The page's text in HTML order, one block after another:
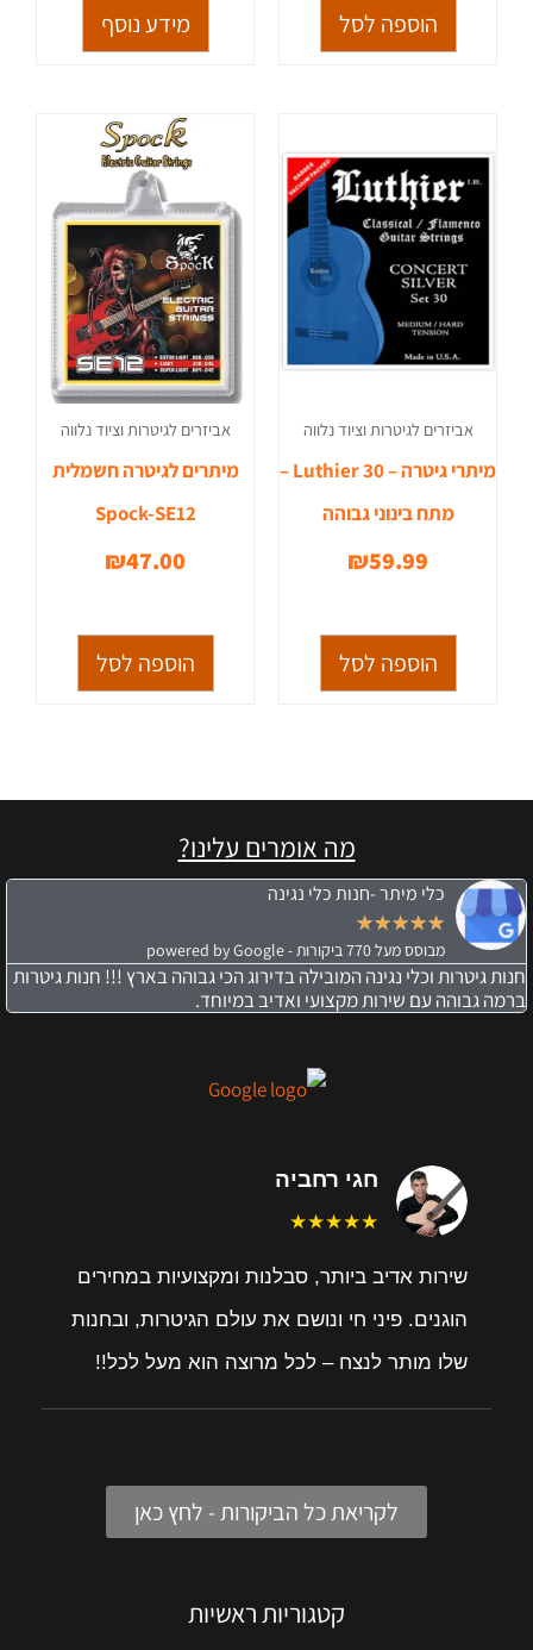
הוספה לסל מידע נוסף
אביזרים לגיטרות וציוד נלווה
מיתרי גיטרה – Luthier 30 –
מתח בינוני גבוהה
₪59.99
הוספה לסל
אביזרים לגיטרות וציוד נלווה
מיתרים לגיטרה חשמלית
Spock-SE12
₪47.00
הוספה לסל
מה אומרים עלינו?
כלי מיתר -חנות כלי נגינה
★
★
★
★
★
מבוסס מעל 770 ביקורות - powered by Google
חנות גיטרות וכלי נגינה המובילה בדירוג הכי גבוהה בארץ !!! חנות גיטרות
ברמה גבוהה עם שירות מקצועי ואדיב במיוחד.
חגי רחביה
★★★★★
שירות אדיב ביותר, סבלנות ומקצועיות במחירים
הוגנים. פיני חי ונושם את עולם הגיטרות, ובחנות
שלו מותר לנצח – לכל מרוצה הוא מעל לכל!!
לקריאת כל הביקורות - לחץ כאן
קטגוריות ראשיות